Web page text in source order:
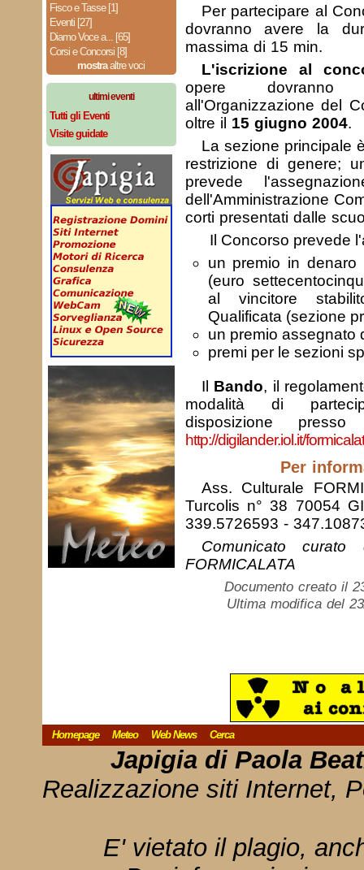
Fisco e Tasse [1]
Eventi [27]
Diamo Voce a... [65]
Corsi e Concorsi [8]
mostraaltre voci
ultimi eventi
Tutti gli Eventi
Visite guidate
Per partecipare al
dovranno avere la
massima di 15 min.
L'iscrizione al
opere dovranno
all'Organizzazione del
oltre il 15 giugno 2004.
La sezione principale
restrizione di genere;
prevede
dell'Amministrazione
corti presentati dalle
Il Concorso prevede
un premio in
(euro
al vincitore
Qualificata (sezione
un premio assegnato
premi per le sezioni
Il Bando, il
modalità di
disposizione
http://digilander.iol.it/
Per
Ass. Culturale
Turcolis n° 38 70054
339.5726593 -
Comunicato
FORMICALATA
Documento creato il
Ultima modifica del
Homepage Meteo Web News Cerca
Japigia di Paola
Realizzazione siti Internet,
E' vietato il plagio,